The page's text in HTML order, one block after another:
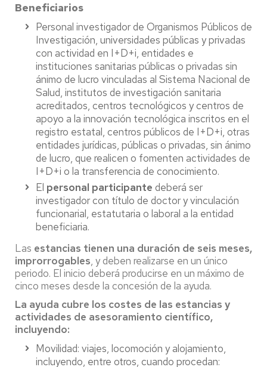
Beneficiarios
Personal investigador de Organismos Públicos de
Investigación, universidades públicas y privadas
con actividad en I+D+i, entidades e
instituciones sanitarias públicas o privadas sin
ánimo de lucro vinculadas al Sistema Nacional de
Salud, institutos de investigación sanitaria
acreditados, centros tecnológicos y centros de
apoyo a la innovación tecnológica inscritos en el
registro estatal, centros públicos de I+D+i, otras
entidades jurídicas, públicas o privadas, sin ánimo
de lucro, que realicen o fomenten actividades de
I+D+i o la transferencia de conocimiento.
El personal participante deberá ser
investigador con título de doctor y vinculación
funcionarial, estatutaria o laboral a la entidad
beneficiaria.
Las estancias tienen una duración de seis meses,
improrrogables, y deben realizarse en un único
periodo. El inicio deberá producirse en un máximo de
cinco meses desde la concesión de la ayuda.
La ayuda cubre los costes de las estancias y
actividades de asesoramiento científico,
incluyendo:
Movilidad: viajes, locomoción y alojamiento,
incluyendo, entre otros, cuando procedan: